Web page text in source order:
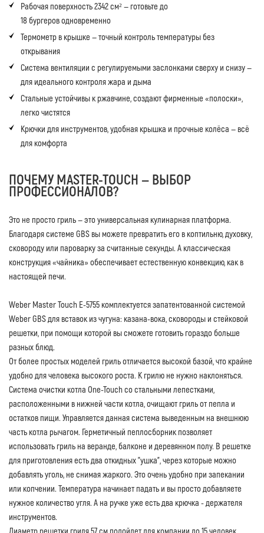
Рабочая поверхность 2342 см² — готовьте до
18 бургеров одновременно
Термометр в крышке — точный контроль температуры без
открывания
Система вентиляции с регулируемыми заслонками сверху и снизу —
для идеального контроля жара и дыма
Стальные устойчивы к ржавчине, создают фирменные «полоски»,
легко чистятся
Крючки для инструментов, удобная крышка и прочные колёса — всё
для комфорта
ПОЧЕМУ MASTER-TOUCH — ВЫБОР
ПРОФЕССИОНАЛОВ?
Это не просто гриль — это универсальная кулинарная платформа.
Благодаря системе GBS вы можете превратить его в коптильню, духовку,
сковороду или пароварку за считанные секунды. А классическая
конструкция «чайника» обеспечивает естественную конвекцию, как в
настоящей печи.
Weber Master Touch E-5755 комплектуется запатентованной системой
Weber GBS для вставок из чугуна: казана-вока, сковороды и стейковой
решетки, при помощи которой вы сможете готовить гораздо больше
разных блюд.
От более простых моделей гриль отличается высокой базой, что крайне
удобно для человека высокого роста. К грилю не нужно наклоняться.
Система очистки котла One-Touch со стальными лепестками,
расположенными в нижней части котла, очищают гриль от пепла и
остатков пищи. Управляется данная система выведенным на внешнюю
часть котла рычагом. Герметичный пеплосборник позволяет
использовать гриль на веранде, балконе и деревянном полу. В решетке
для приготовления есть два откидных "ушка", через которые можно
добавлять уголь, не снимая жаркого. Это очень удобно при запекании
или копчении. Температура начинает падать и вы просто добавляете
нужное количество угля. А на ручке уже есть два крючка - держателя
инструментов.
Диаметр решетки гриля 57 см подойдет для компании до 15 человек.